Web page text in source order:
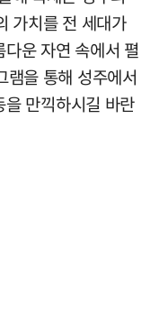
가치를 전 세대가
운 자연 속에서 펼
램을 통해 성주에서
만끽하시길 바란